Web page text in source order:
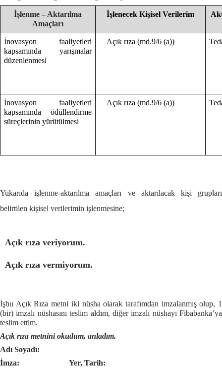
İşlenme – Aktarılma
Amaçları
İşlenecek Kişisel Verilerim
İnovasyon faaliyetleri
kapsamında yarışmalar
düzenlenmesi
Açık rıza (md.9/6 (a))
İnovasyon faaliyetleri
kapsamında ödüllendirme
süreçlerinin yürütülmesi
Açık rıza (md.9/6 (a))
Yukarıda işlenme-aktarılma amaçları ve aktarılacak kişi grupları
belirtilen kişisel verilerimin işlenmesine;
Açık rıza veriyorum.
Açık rıza vermiyorum.
İşbu Açık Rıza metni iki nüsha olarak tarafımdan imzalanmış olup, 1
(bir) imzalı nüshasını teslim aldım, diğer imzalı nüshayı Fibabanka’ya
teslim ettim.
Açık rıza metnini okudum, anladım.
Adı Soyadı:
İmza:
Yer, Tarih: